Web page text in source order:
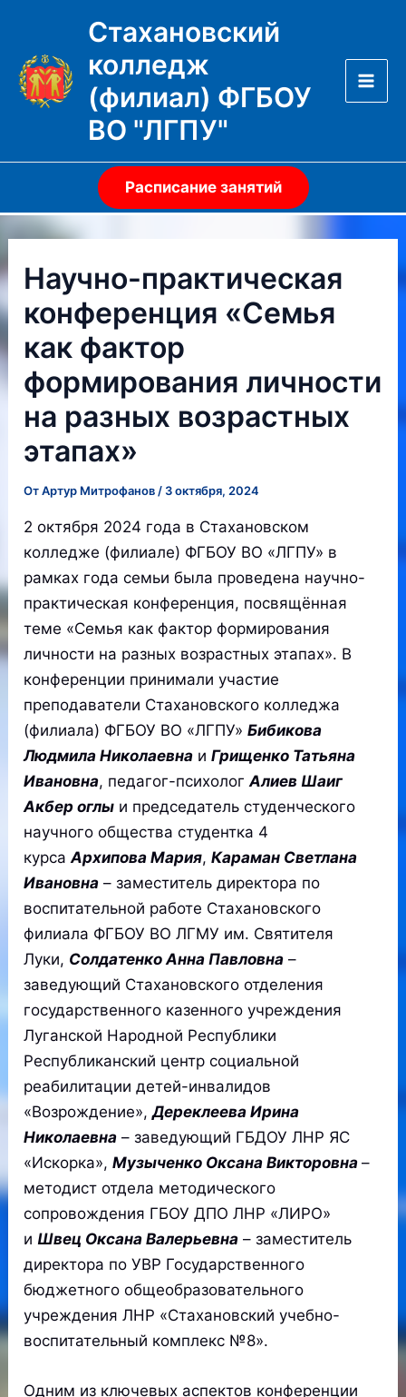
содержимому
Стахановский
колледж
(филиал) ФГБОУ
ВО "ЛГПУ"
Расписание занятий
Научно-практическая
конференция «Семья
как фактор
формирования личности
на разных возрастных
этапах»
ОтАртур Митрофанов / 3 октября, 2024
2 октября 2024 года в Стахановском
колледже (филиале) ФГБОУ ВО «ЛГПУ» в
рамках года семьи была проведена научно-
практическая конференция, посвящённая
теме «Семья как фактор формирования
личности на разных возрастных этапах». В
конференции принимали участие
преподаватели Стахановского колледжа
(филиала) ФГБОУ ВО «ЛГПУ»Бибикова
Людмила Николаевна иГрищенко Татьяна
Ивановна, педагог-психологАлиев Шаиг
Акбер оглы и председатель студенческого
научного общества студентка 4
курсаАрхипова Мария,Караман Светлана
Ивановна – заместитель директора по
воспитательной работе Стахановского
филиала ФГБОУ ВО ЛГМУ им. Святителя
Луки, Солдатенко Анна Павловна –
заведующий Стахановского отделения
государственного казенного учреждения
Луганской Народной Республики
Республиканский центр социальной
реабилитации детей-инвалидов
«Возрождение»,Дереклеева Ирина
Николаевна – заведующий ГБДОУ ЛНР ЯС
«Искорка»,Музыченко Оксана Викторовна–
методист отдела методического
сопровождения ГБОУ ДПО ЛНР «ЛИРО»
иШвец Оксана Валерьевна – заместитель
директора по УВР Государственного
бюджетного общеобразовательного
учреждения ЛНР «Стахановский учебно-
воспитательный комплекс №8».
Одним из ключевых аспектов конференции